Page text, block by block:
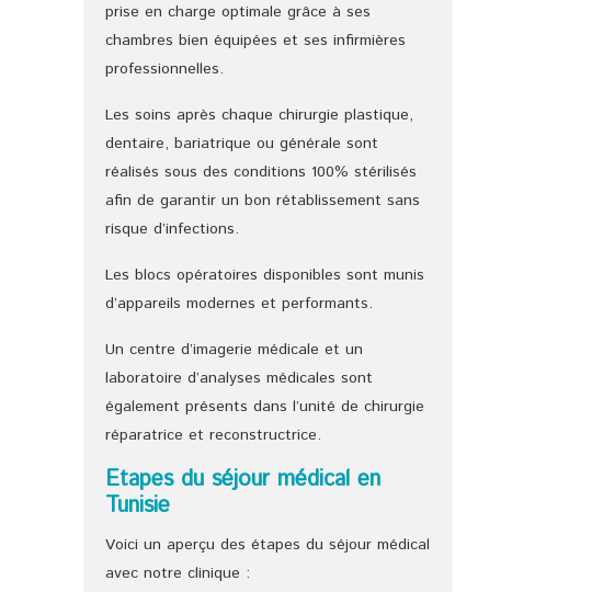
prise en charge optimale grâce à ses
chambres bien équipées et ses infirmières
professionnelles.
Les soins après chaque chirurgie plastique,
dentaire, bariatrique ou générale sont
réalisés sous des conditions 100% stérilisés
afin de garantir un bon rétablissement sans
risque d’infections.
Les blocs opératoires disponibles sont munis
d’appareils modernes et performants.
Un centre d’imagerie médicale et un
laboratoire d’analyses médicales sont
également présents dans l’unité de chirurgie
réparatrice et reconstructrice.
Etapes du séjour médical en
Tunisie
Voici un aperçu des étapes du séjour médical
avec notre clinique :